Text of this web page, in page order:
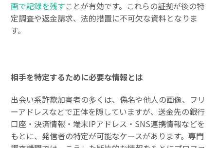
画で記録を残すことが有効です。これらの証拠が後の特
定調査や返金請求、法的措置に不可欠な資料となりま
す。
相手を特定するために必要な情報とは
出会い系詐欺加害者の多くは、偽名や他人の画像、フリ
ーアドレスなどで正体を隠していますが、送金先の銀行
口座・決済情報・端末IPアドレス・SNS連携情報などを
もとに、発信者の特定が可能なケースがあります。専門